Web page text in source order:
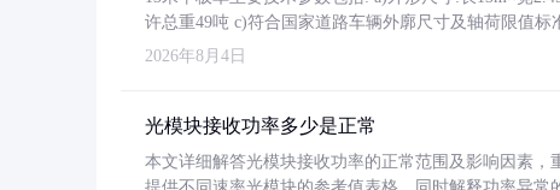
许总重49吨 c)符合国家道路车辆外廓尺寸及轴荷限值标
2026年8月4日
光模块接收功率多少是正常
本文详细解答光模块接收功率的正常范围及影响因素，